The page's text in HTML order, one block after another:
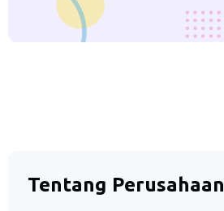
Tentang Perusahaan